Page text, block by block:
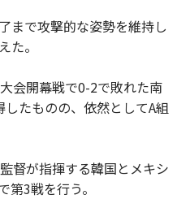
まで攻撃的な姿勢を維持し
た。
会開幕戦で0-2で敗れた南
たものの、依然としてA組
督が指揮する韓国とメキシ
第3戦を行う。